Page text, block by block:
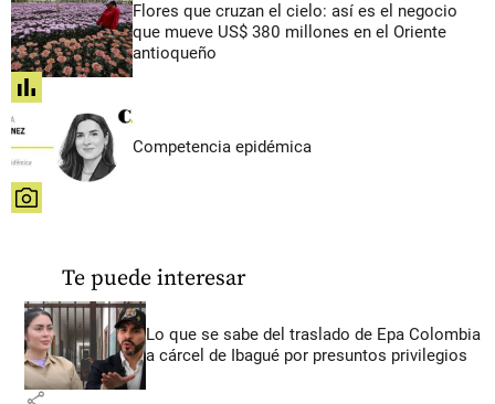
Flores que cruzan el cielo: así es el negocio
que mueve US$ 380 millones en el Oriente
antioqueño
share
Competencia epidémica
share
Te puede interesar
Lo que se sabe del traslado de Epa Colombia
a cárcel de Ibagué por presuntos privilegios